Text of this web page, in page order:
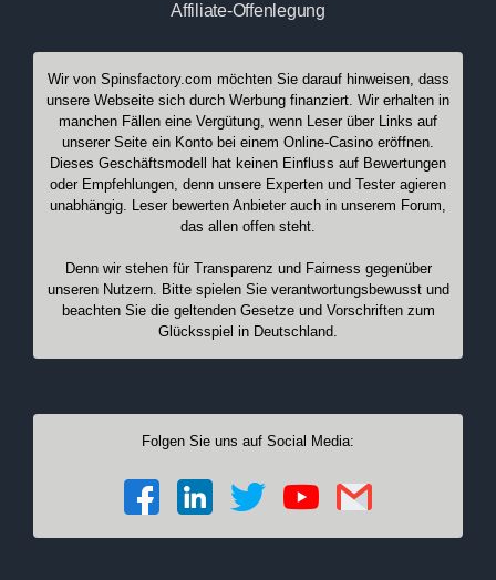
Affiliate-Offenlegung
Wir von Spinsfactory.com möchten Sie darauf hinweisen, dass
unsere Webseite sich durch Werbung finanziert. Wir erhalten in
manchen Fällen eine Vergütung, wenn Leser über Links auf
unserer Seite ein Konto bei einem Online-Casino eröffnen.
Dieses Geschäftsmodell hat keinen Einfluss auf Bewertungen
oder Empfehlungen, denn unsere Experten und Tester agieren
unabhängig. Leser bewerten Anbieter auch in unserem Forum,
das allen offen steht.
Denn wir stehen für Transparenz und Fairness gegenüber
unseren Nutzern. Bitte spielen Sie verantwortungsbewusst und
beachten Sie die geltenden Gesetze und Vorschriften zum
Glücksspiel in Deutschland.
Folgen Sie uns auf Social Media: